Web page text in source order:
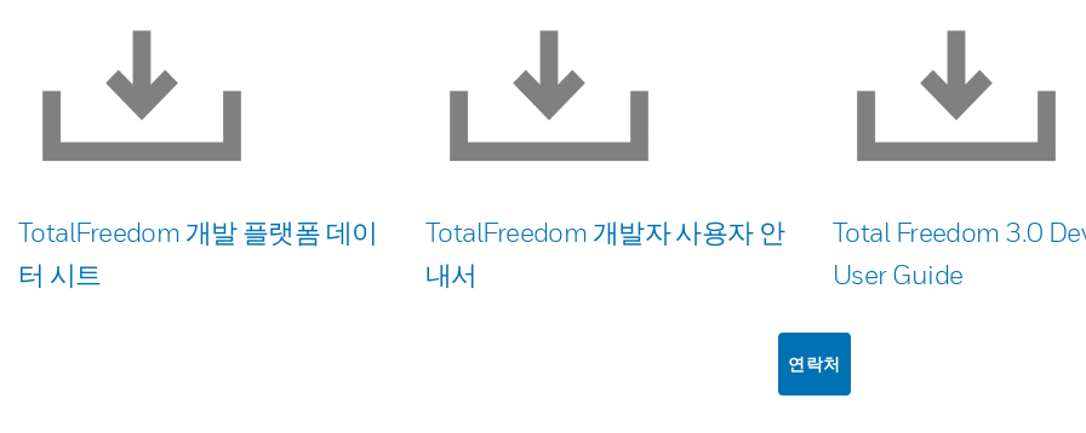
TotalFreedom 개발 플랫폼 데이
터 시트
TotalFreedom 개발자 사용자 안
내서
Total Freedom 3.0
User Guide
연락처